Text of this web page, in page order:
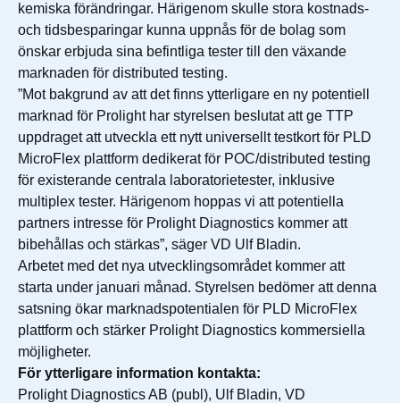
kemiska förändringar. Härigenom skulle stora kostnads-
och tidsbesparingar kunna uppnås för de bolag som
önskar erbjuda sina befintliga tester till den växande
marknaden för distributed testing.
”Mot bakgrund av att det finns ytterligare en ny potentiell
marknad för Prolight har styrelsen beslutat att ge TTP
uppdraget att utveckla ett nytt universellt testkort för PLD
MicroFlex plattform dedikerat för POC/distributed testing
för existerande centrala laboratorietester, inklusive
multiplex tester. Härigenom hoppas vi att potentiella
partners intresse för Prolight Diagnostics kommer att
bibehållas och stärkas”, säger VD Ulf Bladin.
Arbetet med det nya utvecklingsområdet kommer att
starta under januari månad. Styrelsen bedömer att denna
satsning ökar marknadspotentialen för PLD MicroFlex
plattform och stärker Prolight Diagnostics kommersiella
möjligheter.
För ytterligare information kontakta:
Prolight Diagnostics AB (publ), Ulf Bladin, VD